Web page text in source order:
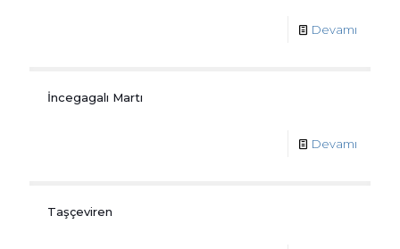
Devamı
İncegagalı Martı
Devamı
Taşçeviren